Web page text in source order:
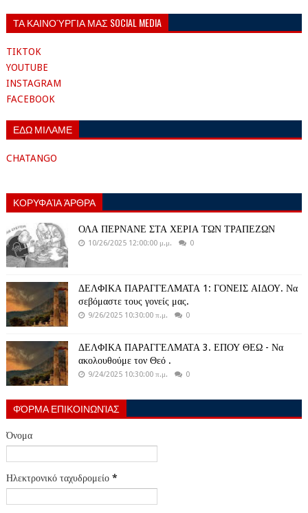
ΤΑ ΚΑΙΝΟΎΡΓΙΑ ΜΑΣ SOCIAL MEDIA
TIKTOK
YOUTUBE
INSTAGRAM
FACEBOOK
ΕΔΩ ΜΙΛΑΜΕ
CHATANGO
ΚΟΡΥΦΑΊΑ ΆΡΘΡΑ
ΟΛΑ ΠΕΡΝΑΝΕ ΣΤΑ ΧΕΡΙΑ ΤΩΝ ΤΡΑΠΕΖΩΝ
10/26/2025 12:00:00 μ.μ. 0
ΔΕΛΦΙΚΑ ΠΑΡΑΓΓΕΛΜΑΤΑ 1: ΓΟΝΕΙΣ ΑΙΔΟΥ. Να
σεβόμαστε τους γονείς μας.
9/26/2025 10:30:00 π.μ. 0
ΔΕΛΦΙΚΑ ΠΑΡΑΓΓΕΛΜΑΤΑ 3. ΕΠΟΥ ΘΕΩ - Να
ακολουθούμε τον Θεό .
9/24/2025 10:30:00 π.μ. 0
ΦΌΡΜΑ ΕΠΙΚΟΙΝΩΝΊΑΣ
Όνομα
Ηλεκτρονικό ταχυδρομείο *